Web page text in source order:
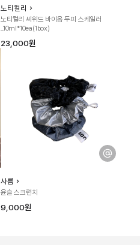
노티컬리
노티컬리 씨위드 바이옴 두피 스케일러
_10ml*10ea(1box)
23,000원
사름
윤슬 스크런치
9,000원